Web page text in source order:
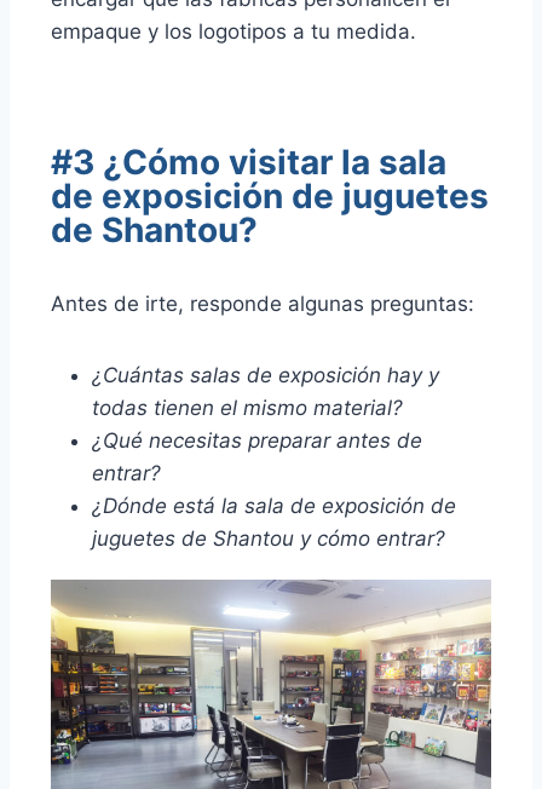
empaque y los logotipos a tu medida.
#3 ¿Cómo visitar la sala
de exposición de juguetes
de Shantou?
Antes de irte, responde algunas preguntas:
¿Cuántas salas de exposición hay y
todas tienen el mismo material?
¿Qué necesitas preparar antes de
entrar?
¿Dónde está la sala de exposición de
juguetes de Shantou y cómo entrar?